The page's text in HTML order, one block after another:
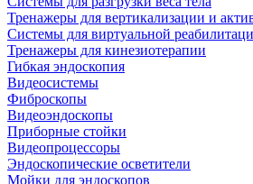
Тренажеры для вертикализации и
Системы для виртуальной
Тренажеры для кинезиотерапии
Гибкая эндоскопия
Видеосистемы
Фиброскопы
Видеоэндоскопы
Приборные стойки
Видеопроцессоры
Эндоскопические осветители
Мойки для эндоскопов